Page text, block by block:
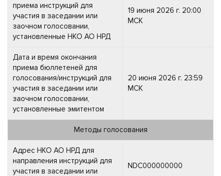
приема инструкций для
участия в заседании или
заочном голосовании,
установленные НКО АО НРД
19 июня 2026 г. 20:00
МСК
Дата и время окончания
приема бюллетеней для
голосования/инструкций для
участия в заседании или
заочном голосовании,
установленные эмитентом
20 июня 2026 г. 23:59
МСК
Методы голосования
Адрес НКО АО НРД для
направления инструкций для
участия в заседании или
NDC000000000